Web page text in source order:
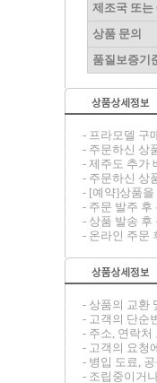
제조국 또는
상품 문의
품질보증기
----- - 프라모델 구
----- - 주문하신 상
----- - 제주도 추가
----- - 주문하신 상
----- - [예약]상품을
----- - 주문 발주 후
----- - 상품 발송 후
----- - 온라인 주문
----- - 상품의 교환
----- - 고객의 단순
----- - 주소, 연락처
----- - 고객의 요청
----- - 병입 도료,
----- - 조립중이거